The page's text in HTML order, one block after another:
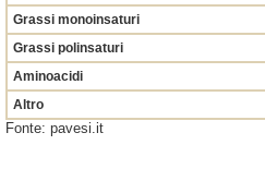
Grassi monoinsaturi
Grassi polinsaturi
Aminoacidi
Altro
Fonte: pavesi.it